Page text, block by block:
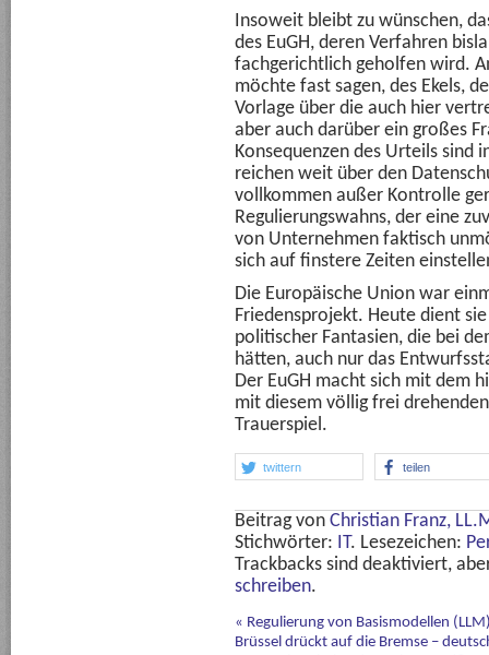
Insoweit bleibt zu wünschen,
des EuGH, deren Verfahren
fachgerichtlich geholfen wird.
möchte fast sagen, des Ekels,
Vorlage über die auch hier
aber auch darüber ein großes
Konsequenzen des Urteils sind
reichen weit über den
vollkommen außer Kontrolle
Regulierungswahns, der eine
von Unternehmen faktisch
sich auf finstere Zeiten
Die Europäische Union war
Friedensprojekt. Heute dient
politischer Fantasien, die bei
hätten, auch nur das
Der EuGH macht sich mit dem
mit diesem völlig frei
Trauerspiel.
twittern teilen
Beitrag von Christian Franz,
Stichwörter: IT. Lesezeichen:
Trackbacks sind deaktiviert,
schreiben.
« Regulierung von Basismodellen
Brüssel drückt auf die Bremse –